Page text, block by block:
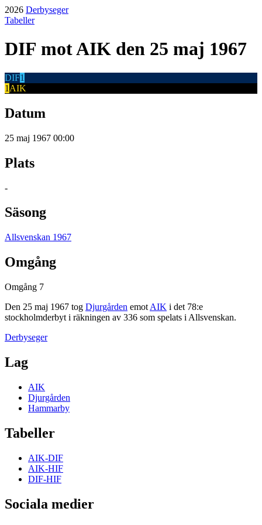
2026 Derbyseger
Tabeller
DIF motAIK den 25 maj 1967
DIF1
1 AIK
Datum
25 maj 1967 00:00
Plats
-
Säsong
Allsvenskan 1967
Omgång
Omgång 7
Den 25 maj 1967 tog Djurgården emot AIK i det 78:e
stockholmderbyt i räkningen av 336 som spelats i Allsvenskan.
Derbyseger
Lag
AIK
Djurgården
Hammarby
Tabeller
AIK-DIF
AIK-HIF
DIF-HIF
Sociala medier